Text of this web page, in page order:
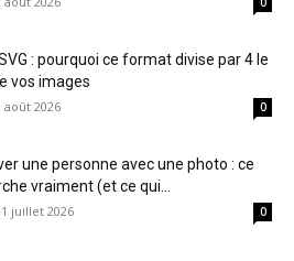
: pourquoi ce format divise par 4 le
vos images
août 2026 0
une personne avec une photo : ce
vraiment (et ce qui...
juillet 2026 0